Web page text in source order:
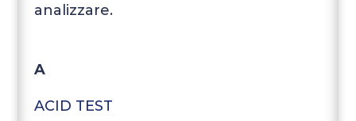
analizzare.
A
ACID TEST